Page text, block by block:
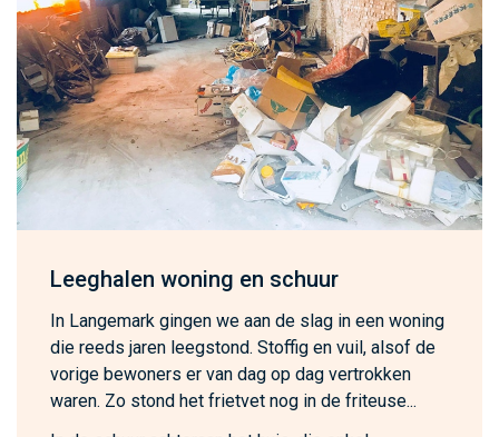
Leeghalen woning en schuur
In Langemark gingen we aan de slag in een woning
die reeds jaren leegstond. Stoffig en vuil, alsof de
vorige bewoners er van dag op dag vertrokken
waren. Zo stond het frietvet nog in de friteuse...